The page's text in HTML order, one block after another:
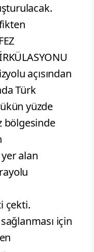
açısından
Türk
yüzde
bölgesinde
alan
çekti.
için